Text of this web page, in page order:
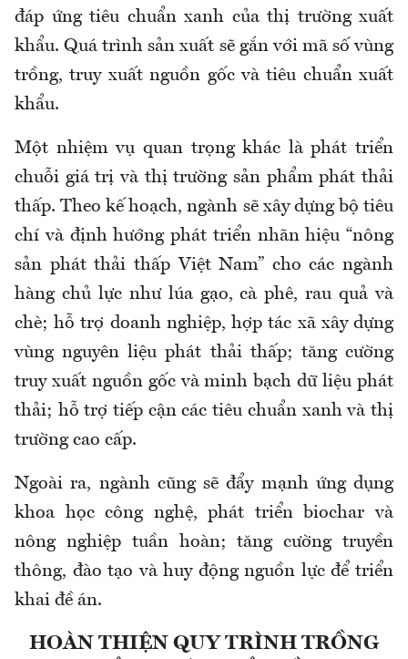
đáp ứng tiêu chuẩn xanh của thị trường xuất
khẩu. Quá trình sản xuất sẽ gắn với mã số vùng
trồng, truy xuất nguồn gốc và tiêu chuẩn xuất
khẩu.
Một nhiệm vụ quan trọng khác là phát triển
chuỗi giá trị và thị trường sản phẩm phát thải
thấp. Theo kế hoạch, ngành sẽ xây dựng bộ tiêu
chí và định hướng phát triển nhãn hiệu “nông
sản phát thải thấp Việt Nam” cho các ngành
hàng chủ lực như lúa gạo, cà phê, rau quả và
chè; hỗ trợ doanh nghiệp, hợp tác xã xây dựng
vùng nguyên liệu phát thải thấp; tăng cường
truy xuất nguồn gốc và minh bạch dữ liệu phát
thải; hỗ trợ tiếp cận các tiêu chuẩn xanh và thị
trường cao cấp.
Ngoài ra, ngành cũng sẽ đẩy mạnh ứng dụng
khoa học công nghệ, phát triển biochar và
nông nghiệp tuần hoàn; tăng cường truyền
thông, đào tạo và huy động nguồn lực để triển
khai đề án.
HOÀN THIỆN QUY TRÌNH TRỒNG